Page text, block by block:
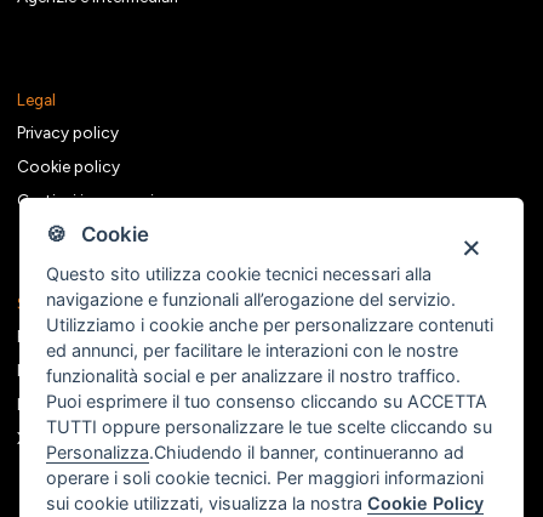
🍪 Cookie
Questo sito utilizza cookie tecnici necessari alla
navigazione e funzionali all’erogazione del servizio.
Utilizziamo i cookie anche per personalizzare contenuti
ed annunci, per facilitare le interazioni con le nostre
funzionalità social e per analizzare il nostro traffico.
Puoi esprimere il tuo consenso cliccando su ACCETTA
TUTTI oppure personalizzare le tue scelte cliccando su
Personalizza.Chiudendo il banner, continueranno ad
operare i soli cookie tecnici. Per maggiori informazioni
sui cookie utilizzati, visualizza la nostraCookie Policy
Legal
Privacy policy
Cookie policy
Gestisci i consensi
Seguici sui social
Facebook
Instagram
Linkedin
X